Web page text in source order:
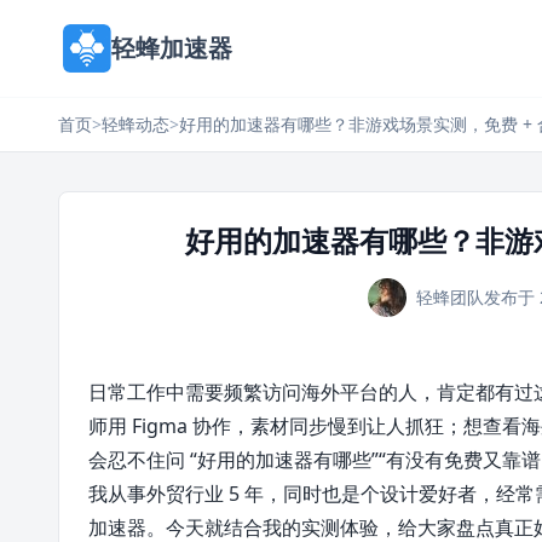
轻蜂加速器
首页>轻蜂动态>好用的加速器有哪些？非游戏场景实测，免费 +
好用的加速器有哪些？非
轻蜂团队发布于
日常工作中需要频繁访问海外平台的人，肯定都有
师用 Figma 协作，素材同步慢到让人抓狂；想查看
会忍不住问 “好用的加速器有哪些”“有没有免费又靠
我从事外贸行业 5 年，同时也是个设计爱好者，经
加速器。今天就结合我的实测体验，给大家盘点真